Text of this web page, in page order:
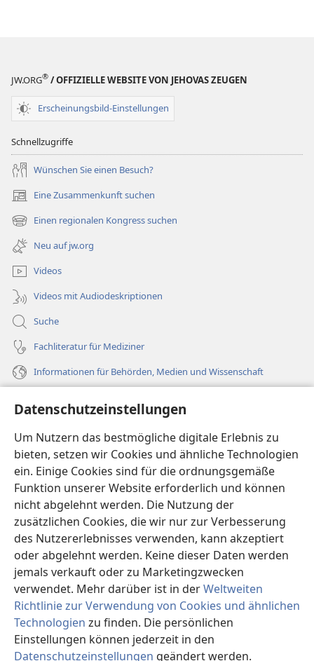
Datenschutzeinstellungen
Um Nutzern das bestmögliche digitale Erlebnis zu
bieten, setzen wir Cookies und ähnliche Technologien
ein. Einige Cookies sind für die ordnungsgemäße
Funktion unserer Website erforderlich und können
nicht abgelehnt werden. Die Nutzung der
zusätzlichen Cookies, die wir nur zur Verbesserung
des Nutzererlebnisses verwenden, kann akzeptiert
oder abgelehnt werden. Keine dieser Daten werden
jemals verkauft oder zu Marketingzwecken
verwendet. Mehr darüber ist in derWeltweiten
Richtlinie zur Verwendung von Cookies und ähnlichen
Technologien zu finden. Die persönlichen
Einstellungen können jederzeit in den
Datenschutzeinstellungen geändert werden.
JW.ORG® / OFFIZIELLE WEBSITE VON JEHOVAS ZEUGEN
Erscheinungsbild-Einstellungen
Schnellzugriffe
Wünschen Sie einen Besuch?
Eine Zusammenkunft suchen
(öffnet
neues
Fenster)
Einen regionalen Kongress suchen
(öffnet
neues
Fenster)
Neu auf jw.org
Videos
Videos mit Audiodeskriptionen
Suche
Fachliteratur für Mediziner
Informationen für Behörden, Medien und Wissenschaft
Spenden
(öffnet
neues
Fenster)Wachtturm ONLINE-BIBLIOTHEK
(öffnet
neues
Fenster)JW Hub®
(öffnet
neues
Fenster)JW Library
Watchtower Library ®
Copyright© 2026 Watch Tower Bible and Tract Society of Pennsylvania.
NUTZUNGSBEDINGUNGEN| DATENSCHUTZERKLÄRUNG